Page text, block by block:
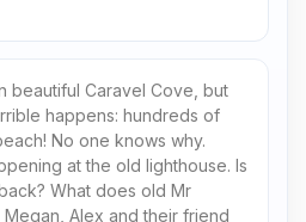
beautiful Caravel Cove, but
happens: hundreds of
No one knows why.
at the old lighthouse. Is
What does old Mr
Alex and their friend